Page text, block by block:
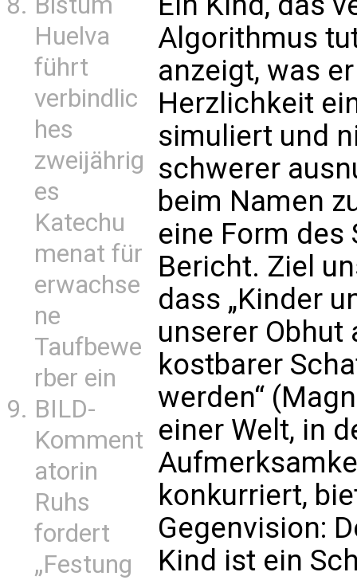
Huelva
führt
verbindlic
hes
zweijährig
es
Katechu
menat für
erwachse
ne
Taufbewe
rber ein
BILD-
Komment
atorin
Ruhs
fordert
„Festung
Algorithmus
anzeigt, was
Herzlichkeit
simuliert und
schwerer
beim Namen
eine Form des
Bericht. Ziel
dass „Kinder
unserer Obhut
kostbarer
werden“
einer Welt, in
konkurriert,
Gegenvision:
Kind ist ein